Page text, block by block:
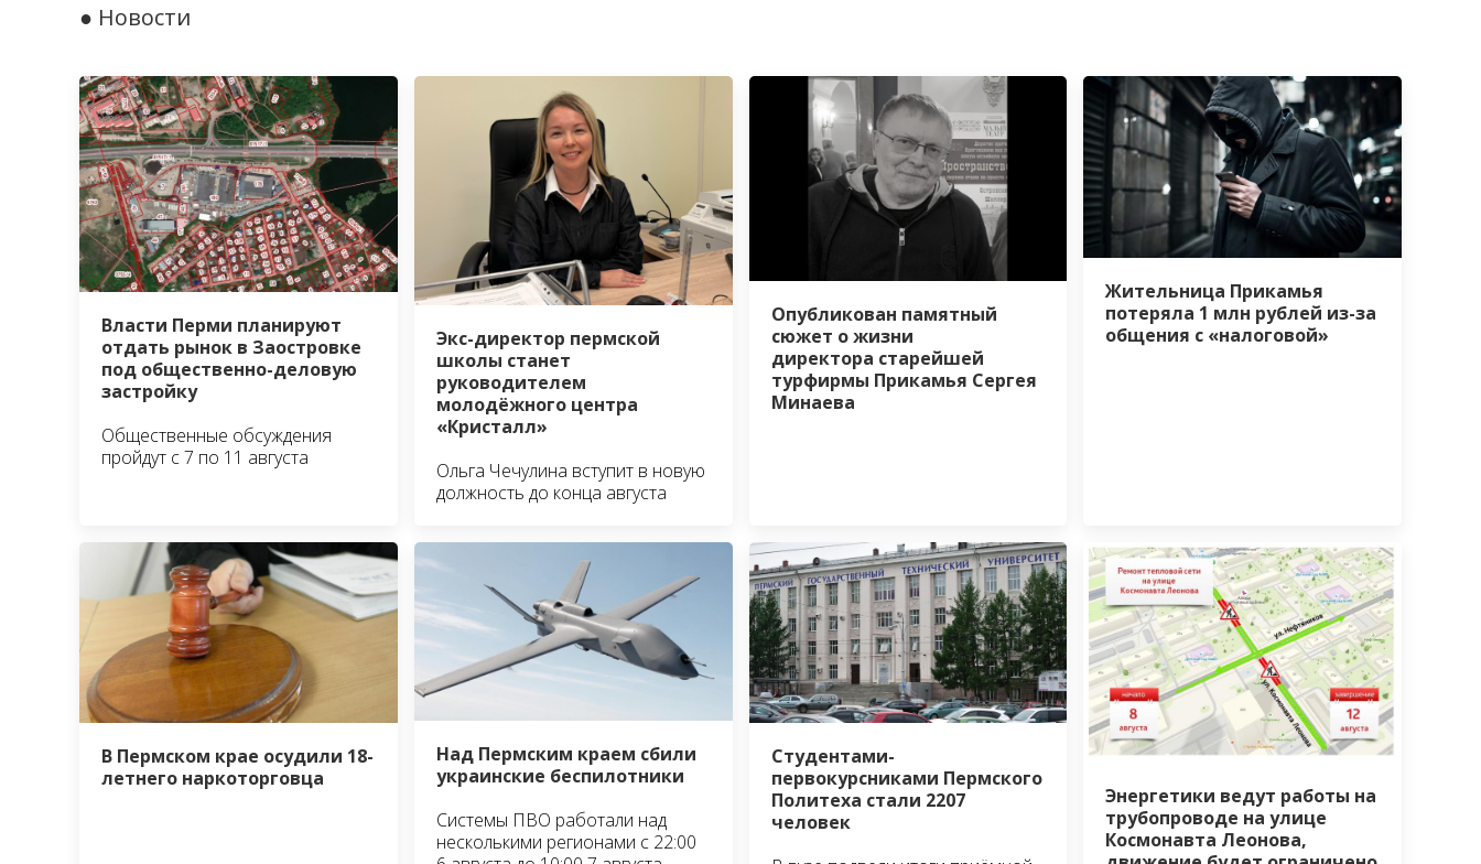
● Новости
Власти Перми планируют
отдать рынок в Заостровке
под общественно-деловую
застройку
Общественные обсуждения
пройдут с 7 по 11 августа
Экс-директор пермской
школы станет
руководителем
молодёжного центра
«Кристалл»
Ольга Чечулина вступит в новую
должность до конца августа
Опубликован памятный
сюжет о жизни
директора старейшей
турфирмы Прикамья Сергея
Минаева
Жительница Прикамья
потеряла 1 млн рублей из-за
общения с «налоговой»
В Пермском крае осудили 18-
летнего наркоторговца
Над Пермским краем сбили
украинские беспилотники
Системы ПВО работали над
несколькими регионами с 22:00
Студентами-
первокурсниками Пермского
Политеха стали 2207
человек
Энергетики ведут работы на
трубопроводе на улице
Космонавта Леонова,